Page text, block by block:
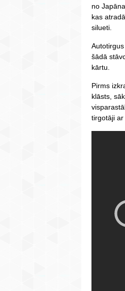
no
kas
silueti.
šādā
kārtu.
Pirms
klāsts,
tirgotāji ar